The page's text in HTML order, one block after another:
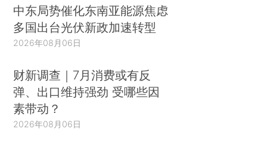
中东局势催化东南亚能源焦虑
多国出台光伏新政加速转型
2026年08月06日
财新调查｜7月消费或有反
弹、出口维持强劲 受哪些因
素带动？
2026年08月06日